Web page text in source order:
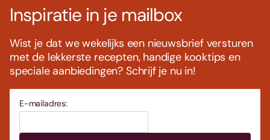
Inspiratie in je mailbox
Wist je dat we wekelijks een nieuwsbrief versturen
met de lekkerste recepten, handige kooktips en
speciale aanbiedingen? Schrijf je nu in!
E-mailadres: